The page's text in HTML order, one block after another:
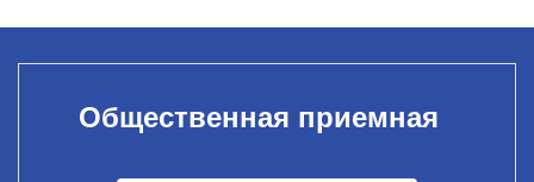
Общественная приемная